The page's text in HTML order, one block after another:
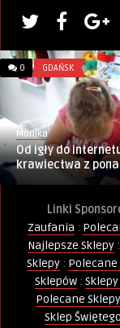
0 GDAŃSK
Monika
Od igły do
krawiectwa z
Linki
Zaufania :
Najlepsze Sklepy :
Sklepy: Polecane
Sklepów:
Polecane Sklepy
Sklep